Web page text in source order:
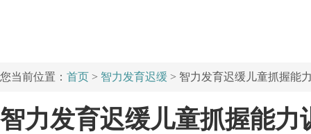
您当前位置： 首页 > 智力发育迟缓 > 智力发育迟缓儿童抓握能
智力发育迟缓儿童抓握能力